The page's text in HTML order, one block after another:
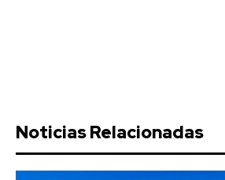
Noticias Relacionadas